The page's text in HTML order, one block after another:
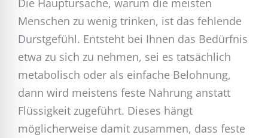
Menschen zu wenig trinken, ist das fehlende
Durstgefühl. Entsteht bei Ihnen das Bedürfnis
etwa zu sich zu nehmen, sei es tatsächlich
metabolisch oder als einfache Belohnung,
dann wird meistens feste Nahrung anstatt
Flüssigkeit zugeführt. Dieses hängt
möglicherweise damit zusammen, dass feste